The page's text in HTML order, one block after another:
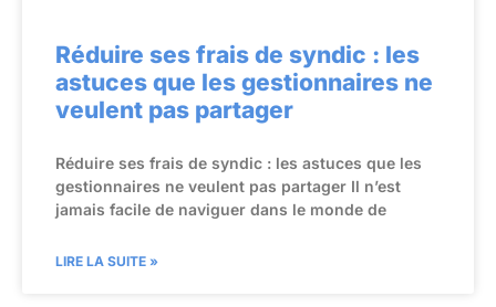
Réduire ses frais de syndic : les
astuces que les gestionnaires ne
veulent pas partager
Réduire ses frais de syndic : les astuces que les
gestionnaires ne veulent pas partager Il n’est
jamais facile de naviguer dans le monde de
LIRE LA SUITE »